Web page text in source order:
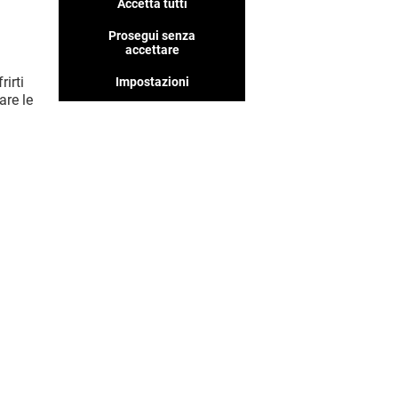
le
Accetta tutti
Prosegui senza
accettare
Impostazioni